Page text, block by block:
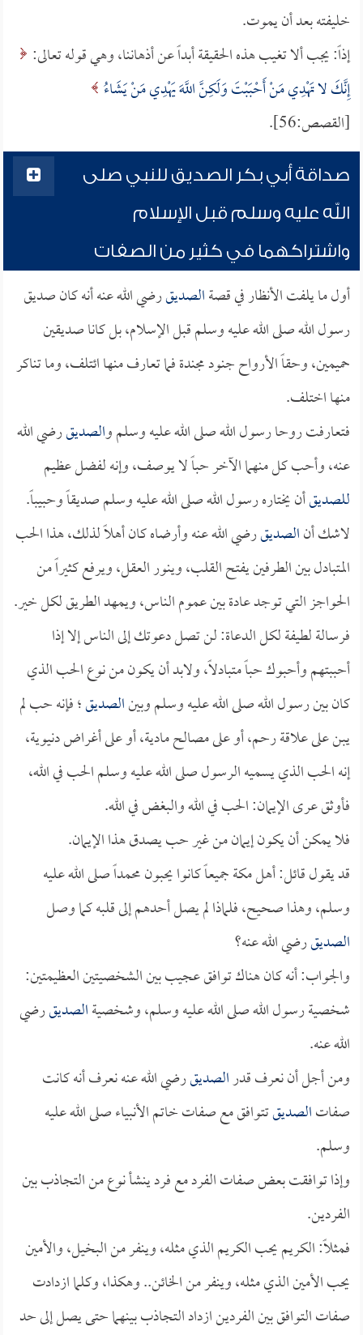
خليفته بعد أن يموت.
إذاً: يجب ألا تغيب هذه الحقيقة أبداً عن أذهاننا، وهي قوله تعالى:
إِنَّكَ لا تَهْدِي مَنْ أَحْبَبْتَ وَلَكِنَّ اللَّهَ يَهْدِي مَنْ يَشَاءُ
[القصص:56].
صداقة أبي بكر الصديق للنبي صلى
الله عليه وسلم قبل الإسلام
واشتراكهما في كثير من الصفات
أول ما يلفت الأنظار في قصةالصديقرضي الله عنه أنه كان صديق
رسول الله صلى الله عليه وسلم قبل الإسلام، بل كانا صديقين
حميمين، وحقاً الأرواح جنود مجندة فما تعارف منها ائتلف، وما تناكر
منها اختلف.
فتعارفت روحا رسول الله صلى الله عليه وسلم والصديقرضي الله
عنه، وأحب كل منهما الآخر حباً لا يوصف، وإنه لفضل عظيم
للصديقأن يختاره رسول الله صلى الله عليه وسلم صديقاً وحبيباً.
لاشك أنالصديقرضي الله عنه وأرضاه كان أهلاً لذلك، هذا الحب
المتبادل بين الطرفين يفتح القلب، وينور العقل، ويرفع كثيراً من
الحواجز التي توجد عادة بين عموم الناس، ويمهد الطريق لكل خير.
فرسالة لطيفة لكل الدعاة: لن تصل دعوتك إلى الناس إلا إذا
أحببتهم وأحبوك حباً متبادلاً، ولابد أن يكون من نوع الحب الذي
كان بين رسول الله صلى الله عليه وسلم وبينالصديق؛ فإنه حب لم
يبن على علاقة رحم، أو على مصالح مادية، أو على أغراض دنيوية،
إنه الحب الذي يسميه الرسول صلى الله عليه وسلم الحب في الله،
فأوثق عرى الإيمان: الحب في الله والبغض في الله.
فلا يمكن أن يكون إيمان من غير حب يصدق هذا الإيمان.
قد يقول قائل: أهل مكة جميعاً كانوا يحبون محمداً صلى الله عليه
وسلم، وهذا صحيح، فلماذا لم يصل أحدهم إلى قلبه كما وصل
الصديقرضي الله عنه؟
والجواب: أنه كان هناك توافق عجيب بين الشخصيتين العظيمتين:
شخصية رسول الله صلى الله عليه وسلم، وشخصيةالصديقرضي
الله عنه.
ومن أجل أن نعرف قدرالصديقرضي الله عنه نعرف أنه كانت
صفاتالصديقتتوافق مع صفات خاتم الأنبياء صلى الله عليه
وسلم.
وإذا توافقت بعض صفات الفرد مع فرد ينشأ نوع من التجاذب بين
الفردين.
فمثلاً: الكريم يحب الكريم الذي مثله، وينفر من البخيل، والأمين
يحب الأمين الذي مثله، وينفر من الخائن.. وهكذا، وكلما ازدادت
صفات التوافق بين الفردين ازداد التجاذب بينهما حتى يصل إلى حد